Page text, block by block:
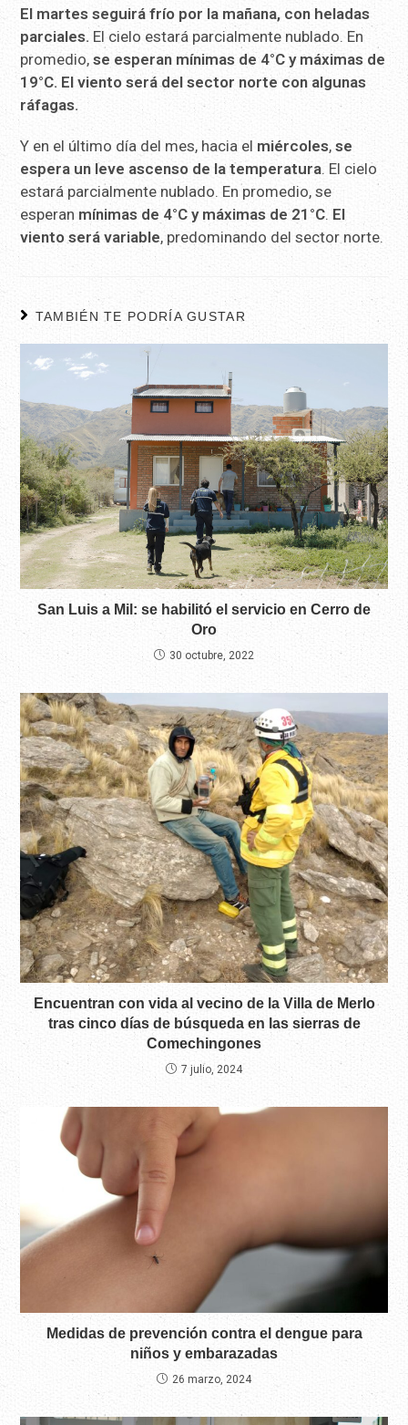
El martes seguirá frío por la mañana, con heladas
parciales. El cielo estará parcialmente nublado. En
promedio,se esperan mínimas de 4°C y máximas de
19°C. El viento será del sector norte con algunas
ráfagas.
Y en el último día del mes, hacia el miércoles,se
espera un leve ascenso de la temperatura. El cielo
estará parcialmente nublado. En promedio, se
esperan mínimas de 4°C y máximas de 21°C. El
viento será variable, predominando del sector norte.
TAMBIÉN TE PODRÍA GUSTAR
San Luis a Mil: se habilitó el servicio en Cerro de
Oro
30 octubre, 2022
Encuentran con vida al vecino de la Villa de Merlo
tras cinco días de búsqueda en las sierras de
Comechingones
7 julio, 2024
Medidas de prevención contra el dengue para
niños y embarazadas
26 marzo, 2024